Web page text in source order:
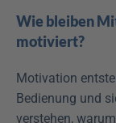
Wie bleiben
motiviert?
Motivation
Bedienung und
verstehen,